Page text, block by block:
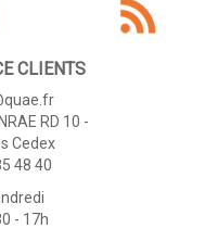
CLIENTS
RD 10 -
Cedex
48 40
- 17h